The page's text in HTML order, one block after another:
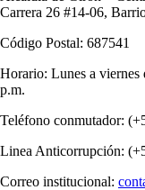
Carrera 26 #14-06,
Código Postal: 687541
Horario: Lunes a viernes
p.m.
Teléfono conmutador:
Linea Anticorrupción:
Correo institucional: